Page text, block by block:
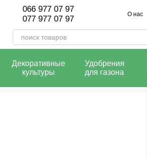
066 977 07 97
077 977 07 97
О нас
Декоративные
культуры
Удобрения
для газона